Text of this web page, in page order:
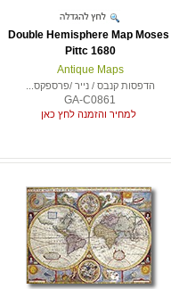
Double Hemisphere Map Moses
Pittc 1680
Antique Maps
הדפסות קנבס / נייר /פרספקס...
GA-C0861
למחיר והזמנה לחץ כאן